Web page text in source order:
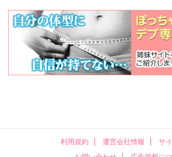
利用規約 運営会社情報
サ